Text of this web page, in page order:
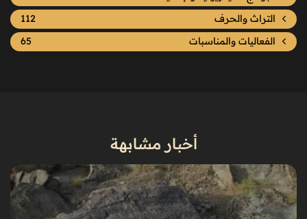
التراث والحرف
112
الفعاليات والمناسبات
65
أخبار مشابهة